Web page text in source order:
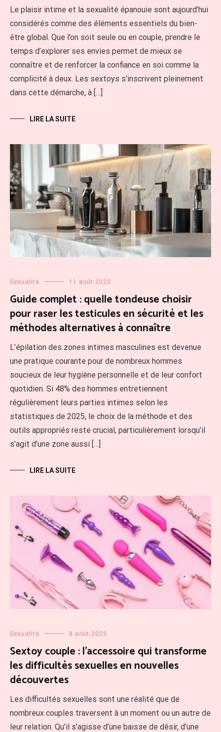
Le plaisir intime et la sexualité épanouie sont aujourd’hui
considérés comme des éléments essentiels du bien-
être global. Que l’on soit seule ou en couple, prendre le
temps d’explorer ses envies permet de mieux se
connaître et de renforcer la confiance en soi comme la
complicité à deux. Les sextoys s’inscrivent pleinement
dans cette démarche, à […]
LIRE LA SUITE
Sexualité 11 août 2025
Guide complet : quelle tondeuse choisir
pour raser les testicules en sécurité et les
méthodes alternatives à connaître
L’épilation des zones intimes masculines est devenue
une pratique courante pour de nombreux hommes
soucieux de leur hygiène personnelle et de leur confort
quotidien. Si 48% des hommes entretiennent
régulièrement leurs parties intimes selon les
statistiques de 2025, le choix de la méthode et des
outils appropriés reste crucial, particulièrement lorsqu’il
s’agit d’une zone aussi […]
LIRE LA SUITE
Sexualité 8 août 2025
Sextoy couple : l’accessoire qui transforme
les difficultés sexuelles en nouvelles
découvertes
Les difficultés sexuelles sont une réalité que de
nombreux couples traversent à un moment ou un autre de
leur relation. Qu’il s’agisse d’une baisse de désir, d’une